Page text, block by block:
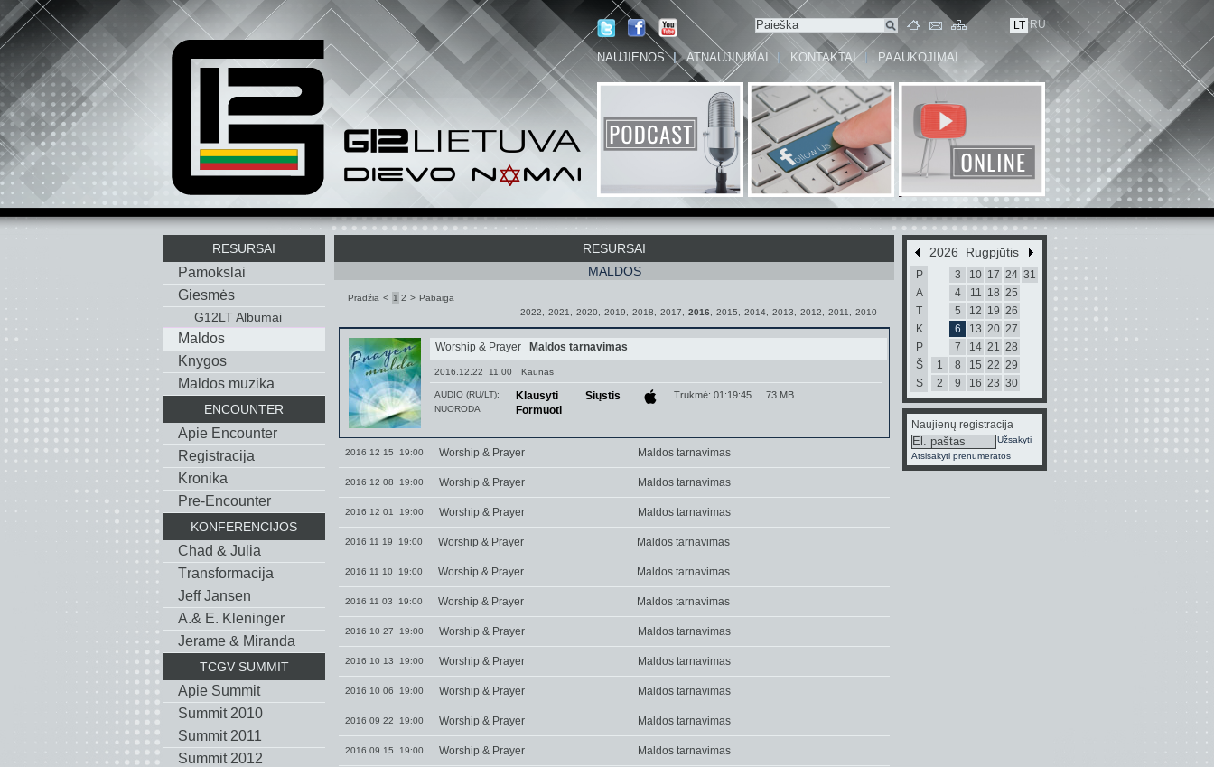
LT RU
NAUJIENOS ATNAUJINIMAI KONTAKTAI PAAUKOJIMAI
RESURSAI
Pamokslai
Giesmės
G12LT Albumai
Maldos
Knygos
Maldos muzika
ENCOUNTER
Apie Encounter
Registracija
Kronika
Pre-Encounter
KONFERENCIJOS
Chad & Julia
Тransformacija
Jeff Jansen
A.& E. Kleninger
Jerame & Miranda
TCGV SUMMIT
Apie Summit
Summit 2010
Summit 2011
Summit 2012
RESURSAI
MALDOS
Pradžia < 1 2 > Pabaiga
2022
2021 2020 2019 2018 2017 2016 2015 2014 2013 2012 2011 2010
Worship & Prayer Maldos tarnavimas
2016.12.22 11.00 Kaunas
AUDIO (RU/LT): Klausyti Siųstis Trukmė: 01:19:45 73 MB
NUORODA Formuoti
2016 12 15 19:00 Worship & Prayer Maldos tarnavimas
2016 12 08 19:00 Worship & Prayer Maldos tarnavimas
2016 12 01 19:00 Worship & Prayer Maldos tarnavimas
2016 11 19 19:00 Worship & Prayer Maldos tarnavimas
2016 11 10 19:00 Worship & Prayer Maldos tarnavimas
2016 11 03 19:00 Worship & Prayer Maldos tarnavimas
2016 10 27 19:00 Worship & Prayer Maldos tarnavimas
2016 10 13 19:00 Worship & Prayer Maldos tarnavimas
2016 10 06 19:00 Worship & Prayer Maldos tarnavimas
2016 09 22 19:00 Worship & Prayer Maldos tarnavimas
2016 09 15 19:00 Worship & Prayer Maldos tarnavimas
2026 Rugpjūtis
P
A
T
K
P
Š
S
1
2
3
4
5
6
7
8
9
10
11
12
13
14
15
16
17
18
19
20
21
22
23
24
25
26
27
28
29
30
31
Naujienų registracija
Užsakyti
Atsisakyti prenumeratos